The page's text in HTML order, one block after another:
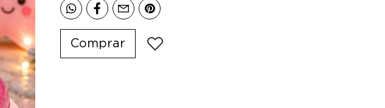
Comprar